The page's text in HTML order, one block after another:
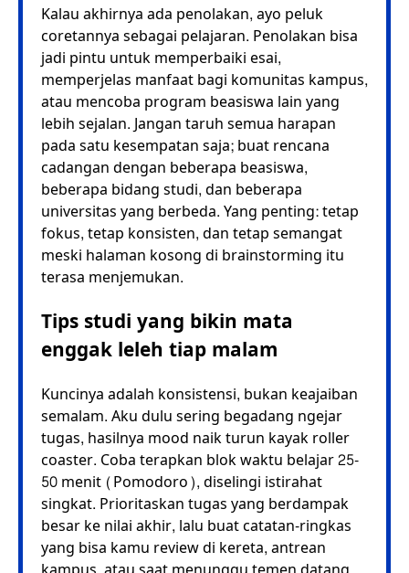
Kalau akhirnya ada penolakan, ayo peluk
coretannya sebagai pelajaran. Penolakan bisa
jadi pintu untuk memperbaiki esai,
memperjelas manfaat bagi komunitas kampus,
atau mencoba program beasiswa lain yang
lebih sejalan. Jangan taruh semua harapan
pada satu kesempatan saja; buat rencana
cadangan dengan beberapa beasiswa,
beberapa bidang studi, dan beberapa
universitas yang berbeda. Yang penting: tetap
fokus, tetap konsisten, dan tetap semangat
meski halaman kosong di brainstorming itu
terasa menjemukan.
Tips studi yang bikin mata
enggak leleh tiap malam
Kuncinya adalah konsistensi, bukan keajaiban
semalam. Aku dulu sering begadang ngejar
tugas, hasilnya mood naik turun kayak roller
coaster. Coba terapkan blok waktu belajar 25-
50 menit (Pomodoro), diselingi istirahat
singkat. Prioritaskan tugas yang berdampak
besar ke nilai akhir, lalu buat catatan-ringkas
yang bisa kamu review di kereta, antrean